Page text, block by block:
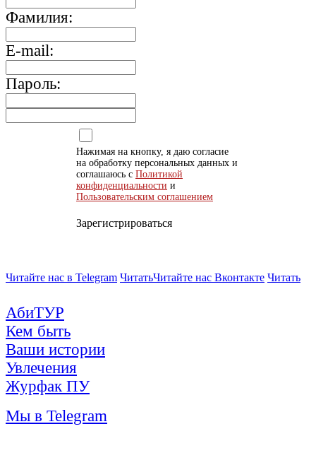
Фамилия:
E-mail:
Пароль:
Нажимая на кнопку, я даю согласие
на обработку персональных данных и
соглашаюсь с Политикой
конфиденциальности и
Пользовательским соглашением
Зарегистрироваться
Читайте нас в Telegram ЧитатьЧитайте нас Вконтакте Читать
АбиТУР
Кем быть
Ваши истории
Увлечения
Журфак ПУ
Мы в Telegram